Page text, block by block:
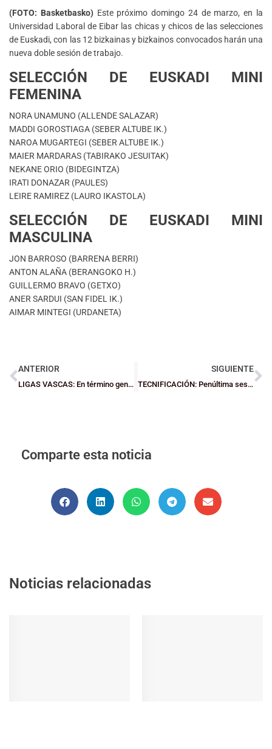
(FOTO: Basketbasko)Este próximo domingo 24 de marzo, en la
Universidad Laboral de Eibar las chicas y chicos de las selecciones
de Euskadi, con las 12 bizkainas y bizkainos convocados harán una
nueva doble sesión de trabajo.
SELECCIÓN DE EUSKADI MINI
FEMENINA
NORA UNAMUNO (ALLENDE SALAZAR)
MADDI GOROSTIAGA (SEBER ALTUBE IK.)
NAROA MUGARTEGI (SEBER ALTUBE IK.)
MAIER MARDARAS (TABIRAKO JESUITAK)
NEKANE ORIO (BIDEGINTZA)
IRATI DONAZAR (PAULES)
LEIRE RAMIREZ (LAURO IKASTOLA)
SELECCIÓN DE EUSKADI MINI
MASCULINA
JON BARROSO (BARRENA BERRI)
ANTON ALAÑA (BERANGOKO H.)
GUILLERMO BRAVO (GETXO)
ANER SARDUI (SAN FIDEL IK.)
AIMAR MINTEGI (URDANETA)
ANTERIOR
LIGAS VASCAS: En término generales, jornada aciaga
SIGUIENTE
TECNIFICACIÓN: Penúltima sesión y Topaketa en La Salle
Comparte esta noticia
Noticias relacionadas